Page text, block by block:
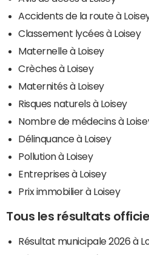
Accidents de la route à
Classement lycées à Loisey
Maternelle à Loisey
Crèches à Loisey
Maternités à Loisey
Risques naturels à Loisey
Nombre de médecins à
Délinquance à Loisey
Pollution à Loisey
Entreprises à Loisey
Prix immobilier à Loisey
Tous les résultats
Résultat municipale 2026 à